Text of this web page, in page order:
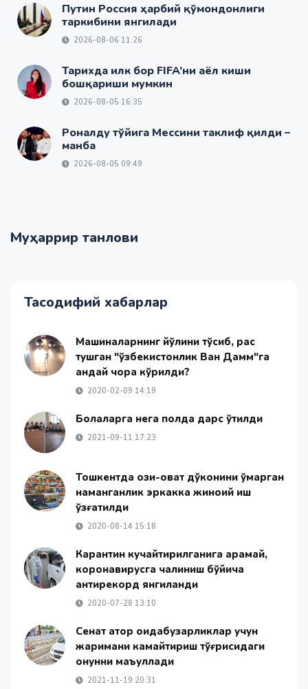
Путин Россия ҳарбий қўмондонлиги
таркибини янгилади
2026-08-06 11:26
Тарихда илк бор FIFA’ни аёл киши
бошқариши мумкин
2026-08-05 16:35
Роналду тўйига Мессини таклиф қилди –
манба
2026-08-05 09:49
Муҳаррир танлови
Тасодифий хабарлар
Машиналарнинг йўлини тўсиб, рақс
тушган "ўзбекистонлик Ван Дамм"га
қандай чора кўрилди?
2020-02-09 14:19
Болаларга нега полда дарс ўтилди
2021-09-11 17:23
Тошкентда озиқ-овқат дўконини ўмарган
наманганлик эркакка жиноий иш
қўзғатилди
2020-08-14 15:18
Карантин кучайтирилганига қарамай,
коронавирусга чалиниш бўйича
антирекорд янгиланди
2020-07-28 13:10
Сенат қатор қоидабузарликлар учун
жаримани камайтириш тўғрисидаги
қонунни маъқуллади
2021-11-19 20:31